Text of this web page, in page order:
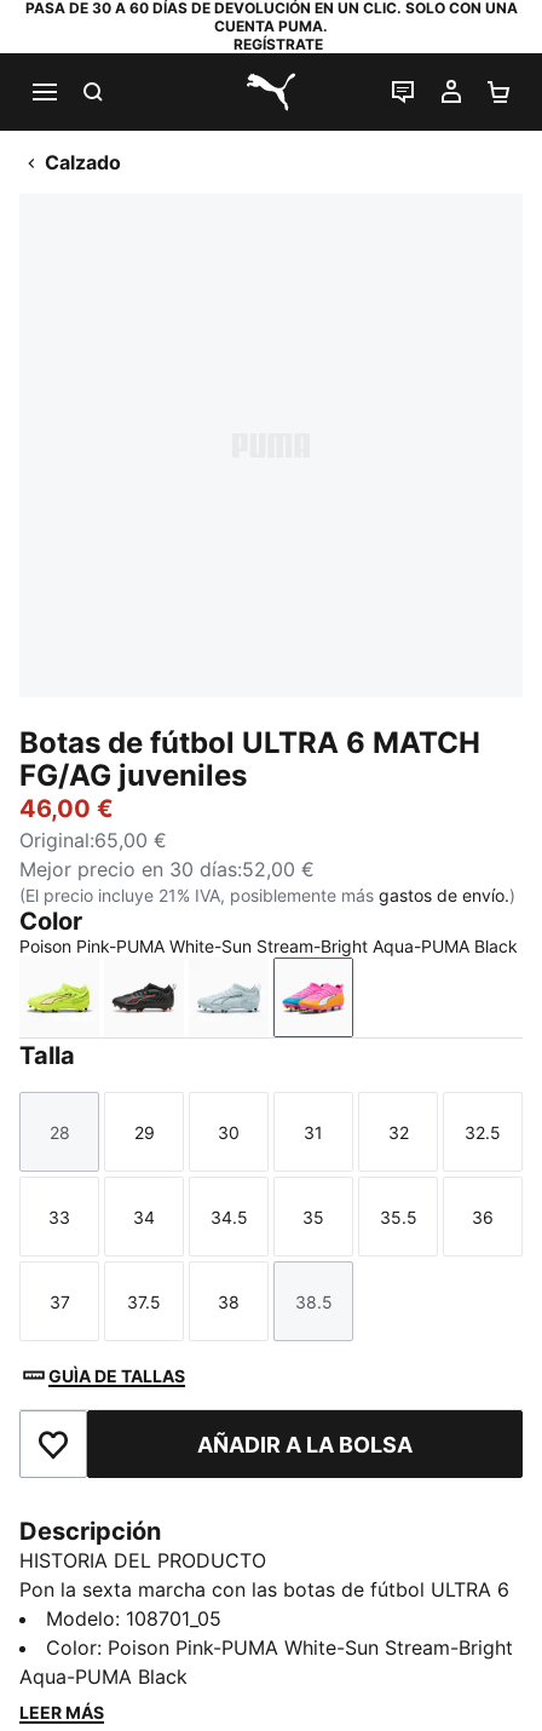
PASA DE 30 A 60 DÍAS DE DEVOLUCIÓN EN UN CLIC. SOLO CON UNA
CUENTA PUMA.
REGÍSTRATE
PUMA.com
CHAT EN
MI
Calzado
Botas de fútbol ULTRA 6 MATCH
FG/AG juveniles
46,00 €
Original:65,00 €
Mejor precio en 30 días:52,00 €
(El precio incluye 21% IVA, posiblemente más gastos de envío.)
Color
Poison Pink-PUMA White-Sun Stream-Bright Aqua-PUMA Black
Yellow Alert-PUMA Black-Glowing Red-Lime
PUMA Black-PUMA Red
Icy Blue-PUMA White-Blue Jewel
Poison Pink-PUMA
Talla
Talla
28
Talla
29
Talla
30
Talla
31
Talla
32
Talla
32.5
Talla
33
Talla
34
Talla
34.5
Talla
35
Talla
35.5
Talla
36
Talla
37
Talla
37.5
Talla
38
Talla
38.5
GUÌA DE TALLAS
Añade a favoritosAÑADIR A LA BOLSA
Descripción
HISTORIA DEL PRODUCTO
Pon la sexta marcha con las botas de fútbol ULTRA 6
de PUMA. Esta versión de las ULTRA, perfecta para
velocistas prometedores, presenta un nuevo empeine
de malla técnica, suela SPEEDSYSTEM de PUMA y un
diseño de tacos FastTrax con tracción
Modelo: 108701_05
Color: Poison Pink-PUMA White-Sun Stream-Bright
Aqua-PUMA Black
LEER MÁS